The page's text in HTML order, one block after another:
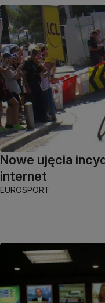
Nowe ujęcia
internet
EUROSPORT